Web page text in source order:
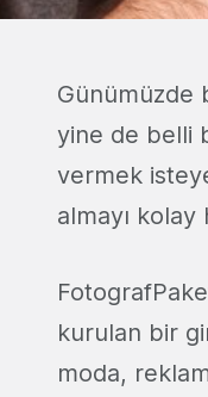
Günümüzde
yine de belli
vermek
almayı
kurulan bir
moda,